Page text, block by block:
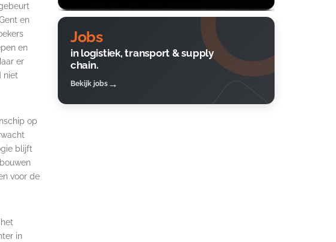
en
en
er
niet
op
blijft
voor de
in
Jobs
in logistiek, transport & supply
chain.
Bekijk jobs